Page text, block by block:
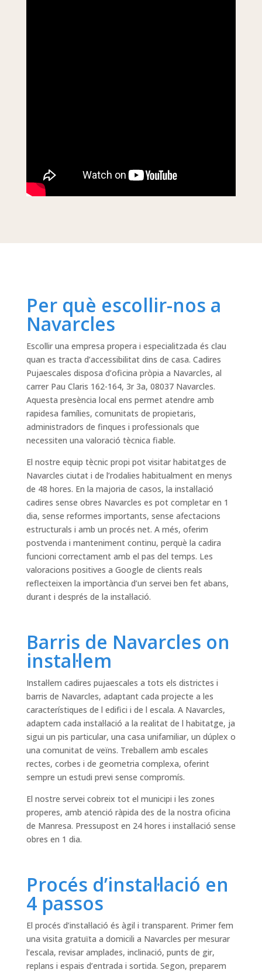
Per què escollir-nos a
Navarcles
Escollir una empresa propera i especialitzada és clau
quan es tracta d’accessibilitat dins de casa. Cadires
Pujaescales disposa d’oficina pròpia a Navarcles, al
carrer Pau Claris 162-164, 3r 3a, 08037 Navarcles.
Aquesta presència local ens permet atendre amb
rapidesa famílies, comunitats de propietaris,
administradors de finques i professionals que
necessiten una valoració tècnica fiable.
El nostre equip tècnic propi pot visitar habitatges de
Navarcles ciutat i de l’rodalies habitualment en menys
de 48 hores. En la majoria de casos, la instal·lació
cadires sense obres Navarcles es pot completar en 1
dia, sense reformes importants, sense afectacions
estructurals i amb un procés net. A més, oferim
postvenda i manteniment continu, perquè la cadira
funcioni correctament amb el pas del temps. Les
valoracions positives a Google de clients reals
reflecteixen la importància d’un servei ben fet abans,
durant i després de la instal·lació.
Barris de Navarcles on
instal·lem
Instal·lem cadires pujaescales a tots els districtes i
barris de Navarcles, adaptant cada projecte a les
característiques de l edifici i de l escala. A Navarcles,
adaptem cada instal·lació a la realitat de l habitatge, ja
sigui un pis particular, una casa unifamiliar, un dúplex o
una comunitat de veïns. Treballem amb escales
rectes, corbes i de geometria complexa, oferint
sempre un estudi previ sense compromís.
El nostre servei cobreix tot el municipi i les zones
properes, amb atenció ràpida des de la nostra oficina
de Manresa. Pressupost en 24 hores i instal·lació sense
obres en 1 dia.
Procés d’instal·lació en
4 passos
El procés d’instal·lació és àgil i transparent. Primer fem
una visita gratuïta a domicili a Navarcles per mesurar
l’escala, revisar amplades, inclinació, punts de gir,
replans i espais d’entrada i sortida. Segon, preparem